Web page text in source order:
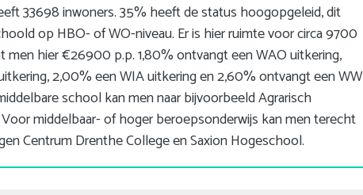
33698 inwoners. 35% heeft de status hoogopgeleid, dit
op HBO- of WO-niveau. Er is hier ruimte voor circa 9700
men hier €26900 p.p. 1,80% ontvangt een WAO uitkering,
2,00% een WIA uitkering en 2,60% ontvangt een WW
school kan men naar bijvoorbeeld Agrarisch
middelbaar- of hoger beroepsonderwijs kan men terecht
Centrum Drenthe College en Saxion Hogeschool.